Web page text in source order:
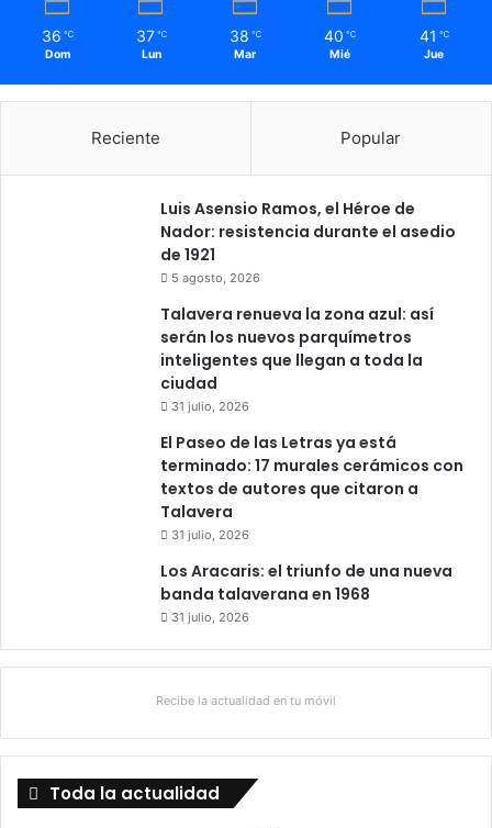
36 ℃
Dom
37 ℃
Lun
38 ℃
Mar
40 ℃
Mié
41 ℃
Jue
Reciente Popular
Luis Asensio Ramos, el Héroe de
Nador: resistencia durante el asedio
de 1921
5 agosto, 2026
Talavera renueva la zona azul: así
serán los nuevos parquímetros
inteligentes que llegan a toda la
ciudad
31 julio, 2026
El Paseo de las Letras ya está
terminado: 17 murales cerámicos con
textos de autores que citaron a
Talavera
31 julio, 2026
Los Aracaris: el triunfo de una nueva
banda talaverana en 1968
31 julio, 2026
Recibe la actualidad en tu móvil
Toda la actualidad